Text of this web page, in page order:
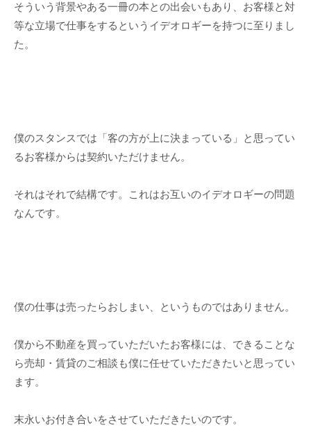
そういう背景やある一冊の本との出会いもあり、お客様と対
等な立場で仕事をするというイデオロギーを持つに至りまし
た。
僕のスタンスでは「客の方が上に決まっている」と思ってい
るお客様からは契約いただけません。
それはそれで結構です。これはお互いのイデオロギーの問題
なんです。
僕の仕事は売ったらおしまい、というものではありません。
僕から不動産を買っていただいたお客様には、できることな
ら売却・賃貸のご相談も僕に任せていただきたいと思ってい
ます。
末永いお付き合いをさせていただきたいのです。